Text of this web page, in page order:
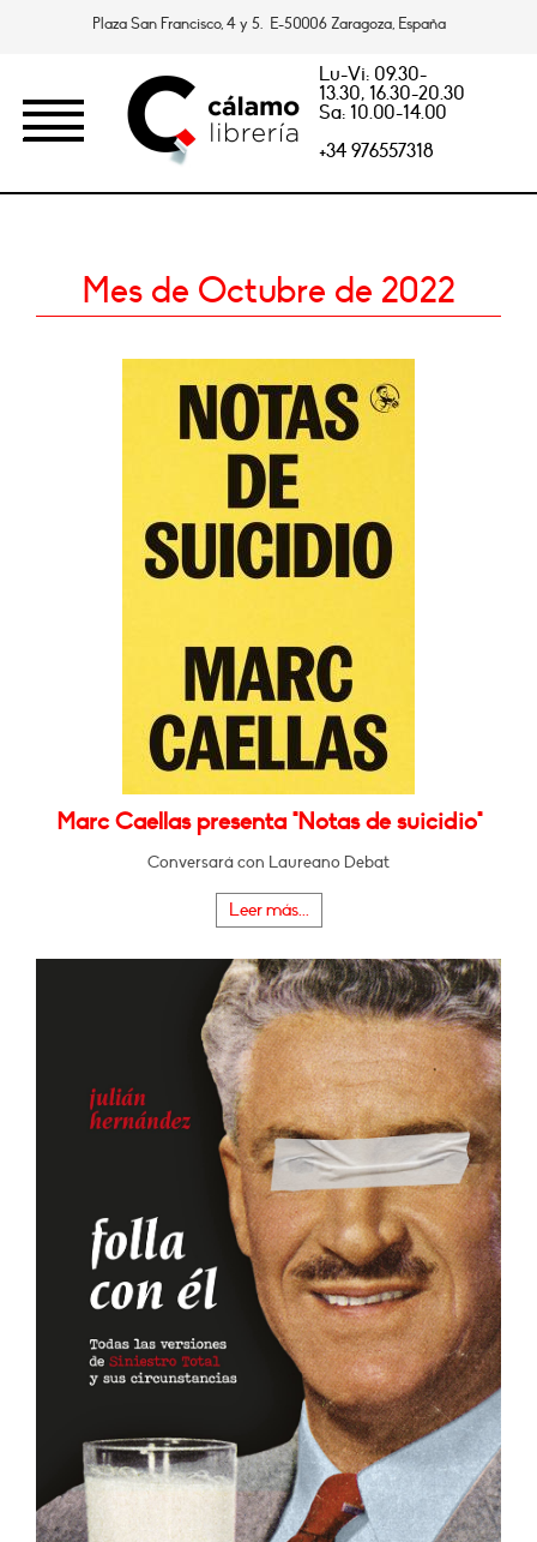
Plaza San Francisco, 4 y 5. E-50006 Zaragoza, España
Lu-Vi: 09.30-
13.30, 16.30-20.30
Sa: 10.00-14.00
+34 976557318
Mes de Octubre de 2022
Marc Caellas presenta "Notas de suicidio"
Conversará con Laureano Debat
Leer más...